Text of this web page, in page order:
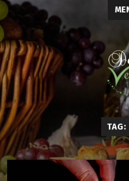
TAG: